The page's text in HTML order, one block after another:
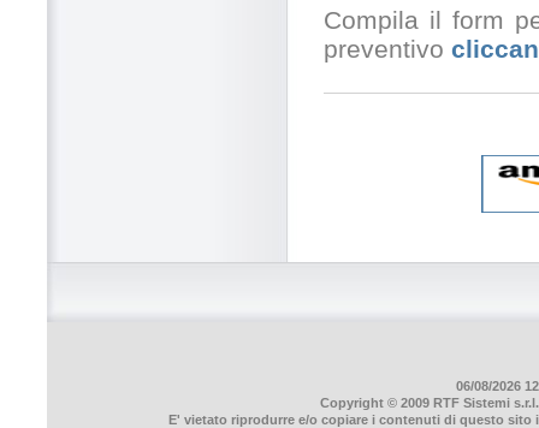
Compila il form
preventivo
06/08/2026
Copyright © 2009 RTF Sistemi
E' vietato riprodurre e/o copiare i contenuti di questo